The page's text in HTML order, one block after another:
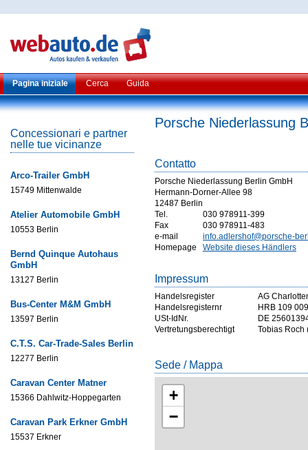
Pagina iniziale Cerca Guida
Concessionari e partner
nelle tue vicinanze
Arco-Trailer GmbH
15749 Mittenwalde
Atelier Automobile GmbH
10553 Berlin
Bernd Quinque Autohaus
GmbH
13127 Berlin
Bus-Center M&M GmbH
13597 Berlin
C.T.S. Car-Trade-Sales Berlin
12277 Berlin
Caravan Center Matner
15366 Dahlwitz-Hoppegarten
Caravan Park Erkner GmbH
15537 Erkner
Porsche Niederlassung
Contatto
Porsche Niederlassung Berlin GmbH
Hermann-Dorner-Allee 98
12487 Berlin
Tel.
030 978911-399
Fax
030 978911-483
e-mail
info.adlershof@porsche-
Homepage
Website dieses Händlers
Impressum
Handelsregister
AG
Handelsregisternr
HRB 109
USt-IdNr.
DE
Vertretungsberechtigt
Tobias Roch
Sede / Mappa
+
−